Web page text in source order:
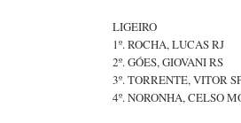
LIGEIRO
1º. ROCHA, LUCAS RJ
2º. GÓES, GIOVANI RS
3º. TORRENTE, VITOR
4º. NORONHA, CELSO